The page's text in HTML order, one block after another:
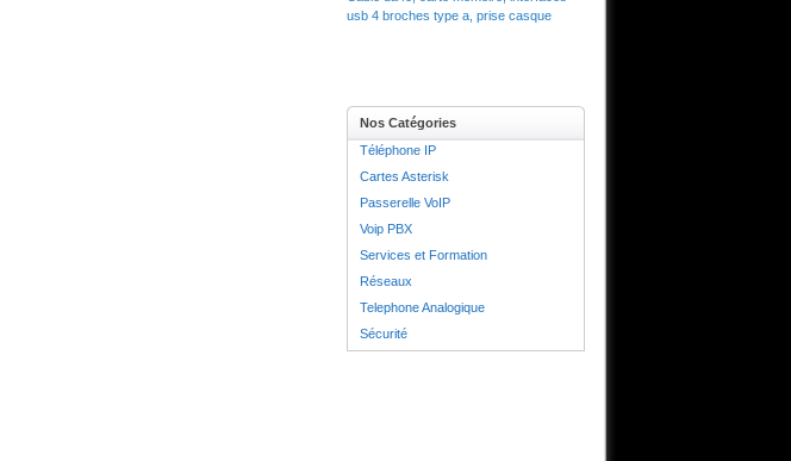
usb 4 broches type a, prise casque
Nos Catégories
Téléphone IP
Cartes Asterisk
Passerelle VoIP
Voip PBX
Services et Formation
Réseaux
Telephone Analogique
Sécurité